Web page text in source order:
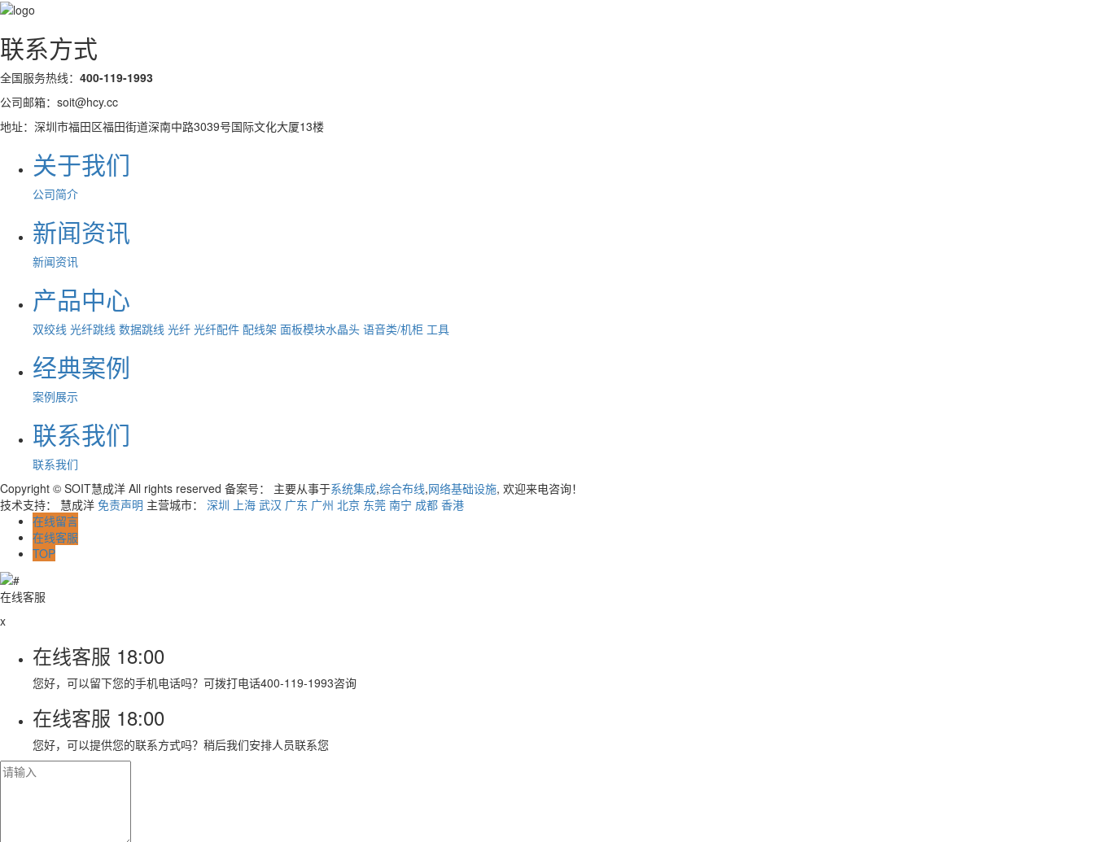
联系方式
全国服务热线： 400-119-1993
公司邮箱：soit@hcy.cc
地址：深圳市福田区福田街道深南中路3039号国际文化大厦13楼
关于我们
公司简介
新闻资讯
新闻资讯
产品中心
双绞线 光纤跳线 数据跳线 光纤 光纤配件 配线架 面板模块水晶头 语音类/机柜 工具
经典案例
案例展示
联系我们
联系我们
Copyright © SOIT慧成洋 All rights reserved 备案号：
主要从事于系统集成,综合布线,网络基础设施, 欢迎来电咨询！
技术支持： 慧成洋 免责声明 主营城市： 深圳 上海 武汉 广东 广州 北京 东莞 南宁 成都 香港
在线留言
在线客服
TOP
在线客服
x
在线客服 18:00
您好，可以留下您的手机电话吗？可拨打电话400-119-1993咨询
在线客服 18:00
您好，可以提供您的联系方式吗？稍后我们安排人员联系您